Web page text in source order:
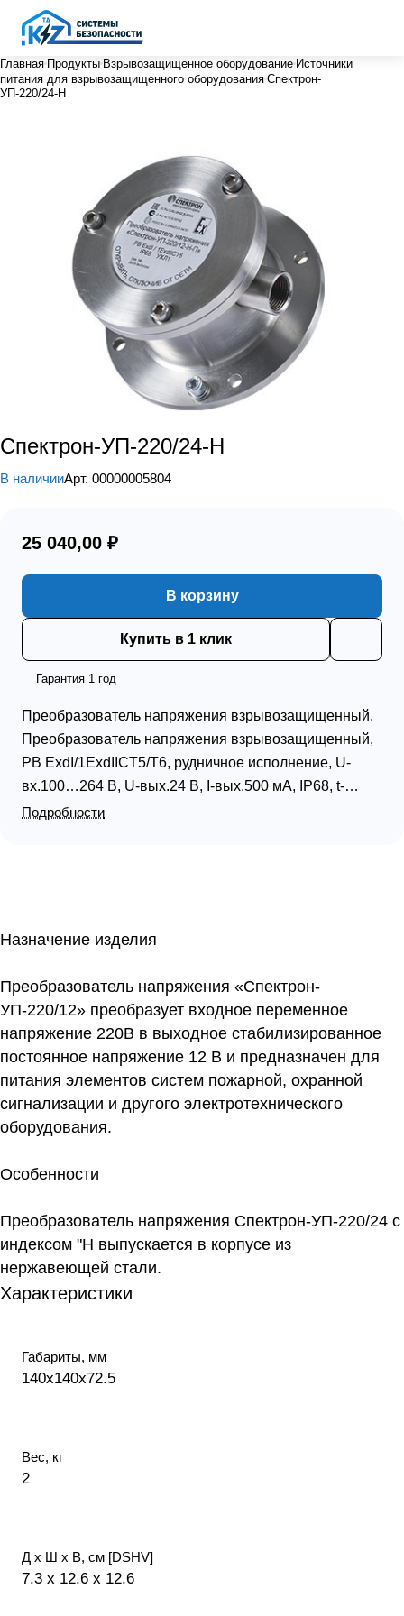
Главная Продукты Взрывозащищенное оборудование Источники
питания для взрывозащищенного оборудования Спектрон-
УП-220/24-Н
Спектрон-УП-220/24-Н
В наличииАрт. 00000005804
25 040,00 ₽
В корзину
Купить в 1 клик
Гарантия 1 год
Преобразователь напряжения взрывозащищенный.
Преобразователь напряжения взрывозащищенный,
РВ ЕхdI/1ExdIICT5/Т6, рудничное исполнение, U-
вх.100…264 В, U-вых.24 В, I-вых.500 мА, IP68, t-
раб.-70…+90°С, 77x140 мм, нержавеющая сталь
Подробности
Назначение изделия
Преобразователь напряжения «Спектрон-
УП-220/12» преобразует входное переменное
напряжение 220В в выходное стабилизированное
постоянное напряжение 12 В и предназначен для
питания элементов систем пожарной, охранной
сигнализации и другого электротехнического
оборудования.
Особенности
Преобразователь напряжения Спектрон-УП-220/24 с
индексом "Н выпускается в корпусе из
нержавеющей стали.
Характеристики
Габариты, мм
140х140х72.5
Вес, кг
2
Д х Ш х В, см [DSHV]
7.3 x 12.6 x 12.6